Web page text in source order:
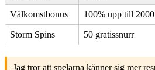
Välkomstbonus 100% upp till
Storm Spins 50 gratissnurr
Jag tror att spelarna känner sig mer